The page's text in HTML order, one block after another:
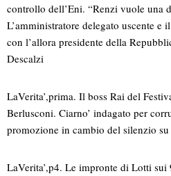
controllo dell’Eni. “Renzi vuole una
L’amministratore delegato uscente e
con l’allora presidente della
Descalzi
LaVerita’,prima. Il boss Rai del
Berlusconi. Ciarno’ indagato per
promozione in cambio del silenzio
LaVerita’,p4. Le impronte di Lotti